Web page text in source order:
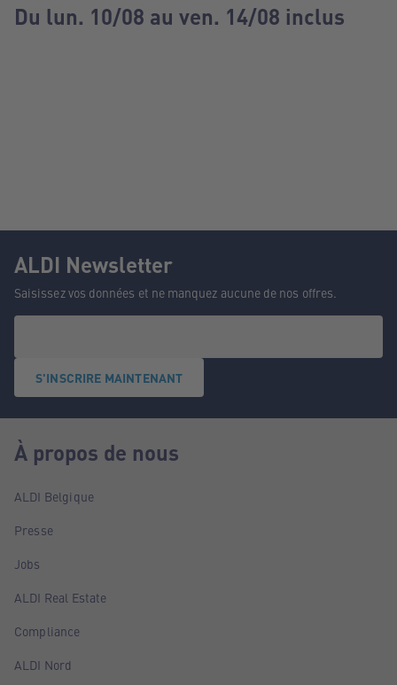
Du lun. 10/08 au ven. 14/08 inclus
ALDI Newsletter
Saisissez vos données et ne manquez aucune de nos offres.
S'INSCRIRE MAINTENANT
À propos de nous
ALDI Belgique
Presse
Jobs
ALDI Real Estate
Compliance
ALDI Nord